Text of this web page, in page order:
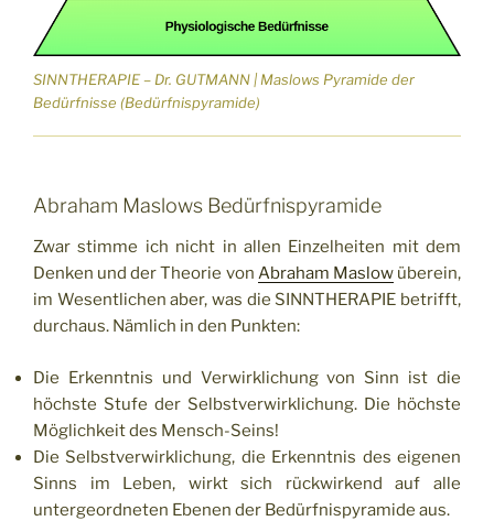
SINNTHERAPIE – Dr. GUTMANN | Maslows Pyramide der
Bedürfnisse (Bedürfnispyramide)
Abraham Maslows Bedürfnispyramide
Zwar stimme ich nicht in allen Einzelheiten mit dem
Denken und der Theorie von Abraham Maslowüberein,
im Wesentlichen aber, was die SINNTHERAPIE betrifft,
durchaus. Nämlich in den Punkten:
Die Erkenntnis und Verwirklichung von Sinn ist die
höchste Stufe der Selbstverwirklichung. Die höchste
Möglichkeit des Mensch-Seins!
Die Selbstverwirklichung, die Erkenntnis des eigenen
Sinns im Leben, wirkt sich rückwirkend auf alle
untergeordneten Ebenen der Bedürfnispyramide aus.